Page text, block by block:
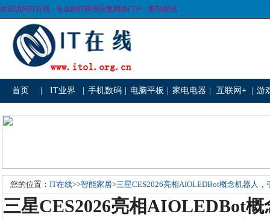
欢迎访问IT在线 - 专业的IT科技信息网络门户 - 惟翔资讯
首页 IT业界 手机数码 电脑平板 家电电器 互联网+ 游
您的位置： IT在线>>智能家居>三星CES2026亮相AIOLEDBot概念机器人，
三星CES2026亮相AIOLEDBot